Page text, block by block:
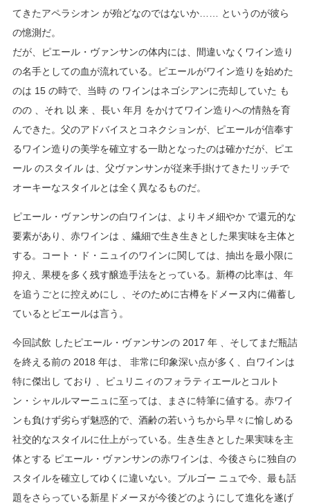
てきたアペラシオン が殆どなのではないか…… というのが彼ら
の憶測だ。
だが、ピエール・ヴァンサンの体内には、間違いなくワイン造り
の名手としての血が流れている。ピエールがワイン造りを始めた
のは 15 の時で、当時 の ワインはネゴシアンに売却していた も
のの 、それ 以 来 、長い 年月 をかけてワイン造りへの情熱を育
んできた。父のアドバイスとコネクションが、ピエールが信奉す
るワイン造りの美学を確立する一助となったのは確かだが、ピエ
ール のスタイル は、父ヴァンサンが従来手掛けてきたリッチで
オーキーなスタイルとは全く異なるものだ。
ピエール・ヴァンサンの白ワインは、よりキメ細やか で還元的な
要素があり、赤ワインは 、繊細で生き生きとした果実味を主体と
する。コート・ド・ニュイのワインに関しては、抽出を最小限に
抑え、果梗を多く残す醸造手法をとっている。新樽の比率は、年
を追うごとに控えめにし 、そのために古樽をドメーヌ内に備蓄し
ているとピエールは言う。
今回試飲 したピエール・ヴァンサンの 2017 年 、そしてまだ瓶詰
を終える前の 2018 年は、 非常に印象深い点が多く、白ワインは
特に傑出し ており 、ピュリニィのフォラティエールとコルト
ン・シャルルマーニュに至っては、まさに特筆に値する。赤ワイ
ンも負けず劣らず魅惑的で、酒齢の若いうちから早々に愉しめる
社交的なスタイルに仕上がっている。生き生きとした果実味を主
体とする ピエール・ヴァンサンの赤ワインは、今後さらに独自の
スタイルを確立してゆくに違いない。ブルゴー ニュで今、最も話
題をさらっている新星ドメーヌが今後どのようにして進化を遂げ